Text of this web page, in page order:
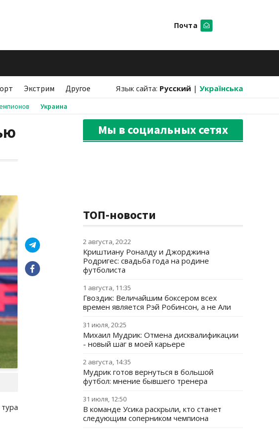
Почта
Экстрим Другое Язык сайта: Русский | Українська
Украина
Мы в социальных сетях
ТОП-новости
2 августа, 20:22
Криштиану Роналду и Джорджина
Родригес: свадьба года на родине
футболиста
1 августа, 11:35
Гвоздик: Величайшим боксером всех
времен является Рэй Робинсон, а не Али
31 июля, 20:25
Михаил Мудрик: Отмена дисквалификации
- новый шаг в моей карьере
2 августа, 14:35
Мудрик готов вернуться в большой
футбол: мнение бывшего тренера
31 июля, 12:50
В команде Усика раскрыли, кто станет
следующим соперником чемпиона